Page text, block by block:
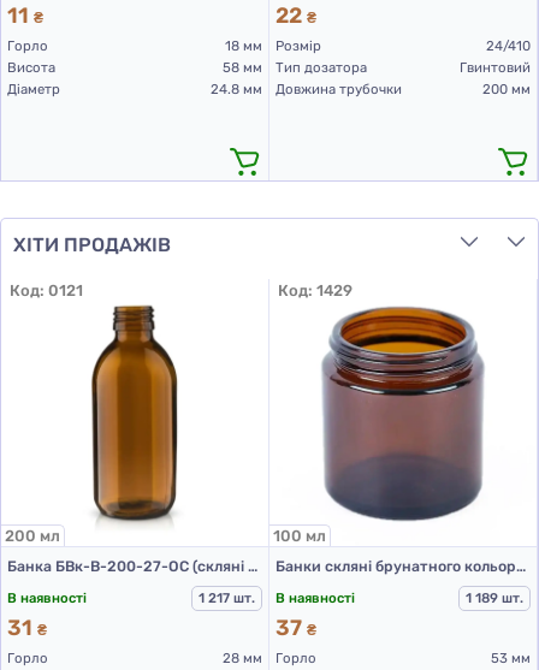
11 ₴
Горло
18 мм
Висота
58 мм
Діаметр
24.8 мм
22 ₴
Розмір
24/410
Тип дозатора
Гвинтовий
Довжина трубочки
200 мм
ХІТИ ПРОДАЖІВ
Код: 0121
200 мл
Банка БВк-В-200-27-ОС (скляні флакони 200 мл)
В наявності
1 217 шт.
31 ₴
Горло
28 мм
Код: 1429
100 мл
Банки скляні брунатного кольору для Л-З, 100 мл
В наявності
1 189 шт.
37 ₴
Горло
53 мм